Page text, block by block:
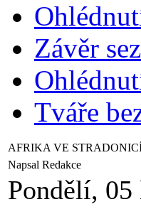
Závěr
Tváře
AFRIKA VE
Napsal Redakce
Pondělí, 05